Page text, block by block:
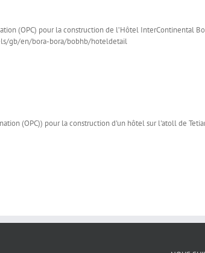
(OPC) pour la construction de l’Hôtel InterContinental
gb/en/bora-bora/bobhb/hoteldetail
(OPC)) pour la construction d'un hôtel sur l'atoll de